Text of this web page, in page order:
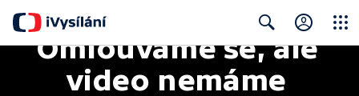
Search
Omlouváme se, ale
video nemáme